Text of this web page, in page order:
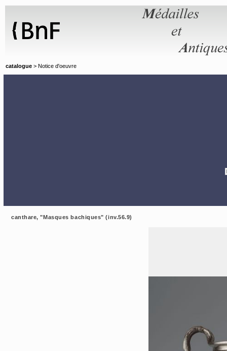
catalogue > Notice d'oeuvre
canthare, "Masques bachiques" (inv.56.9)